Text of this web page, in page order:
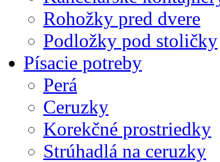
Rohožky pred dvere
Podložky pod stoličky
Písacie potreby
Perá
Ceruzky
Korekčné prostriedky
Strúhadlá na ceruzky